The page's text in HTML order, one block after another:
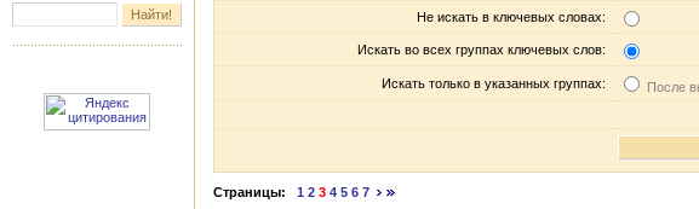
Не искать в ключевых словах:
Искать во всех группах ключевых слов:
Искать только в указанных группах: После
Страницы: 1 2 3 4 5 6 7